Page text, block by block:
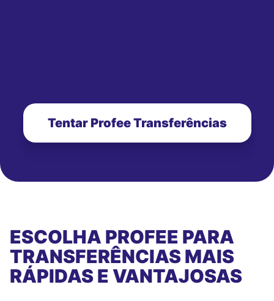
Tentar Profee Transferências
ESCOLHA PROFEE PARA
TRANSFERÊNCIAS MAIS
RÁPIDAS E VANTAJOSAS